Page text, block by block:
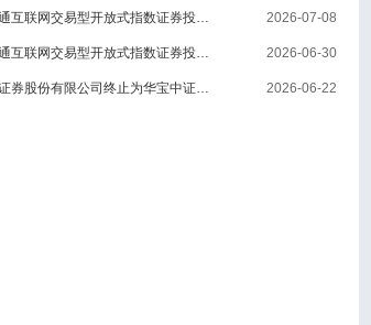
华宝中证港股通互联网交易型开放式指数证券投资基金基金经理变更公告 2026-07-08
华宝中证港股通互联网交易型开放式指数证券投资基金暂停申购、赎回业务的公告 2026-06-30
关于中国银河证券股份有限公司终止为华宝中证港股通互联网交易型开放式指数证券投资基金提供主做市服务的公告 2026-06-22